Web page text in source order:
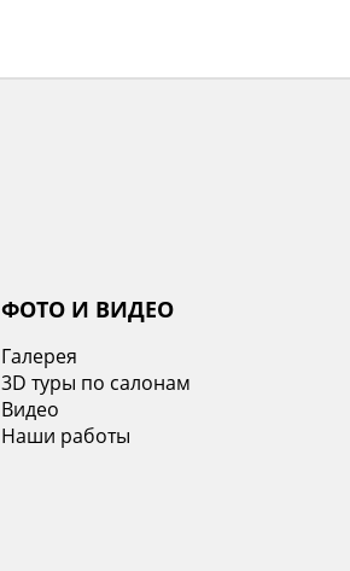
ФОТО И ВИДЕО
Галерея
3D туры по салонам
Видео
Наши работы